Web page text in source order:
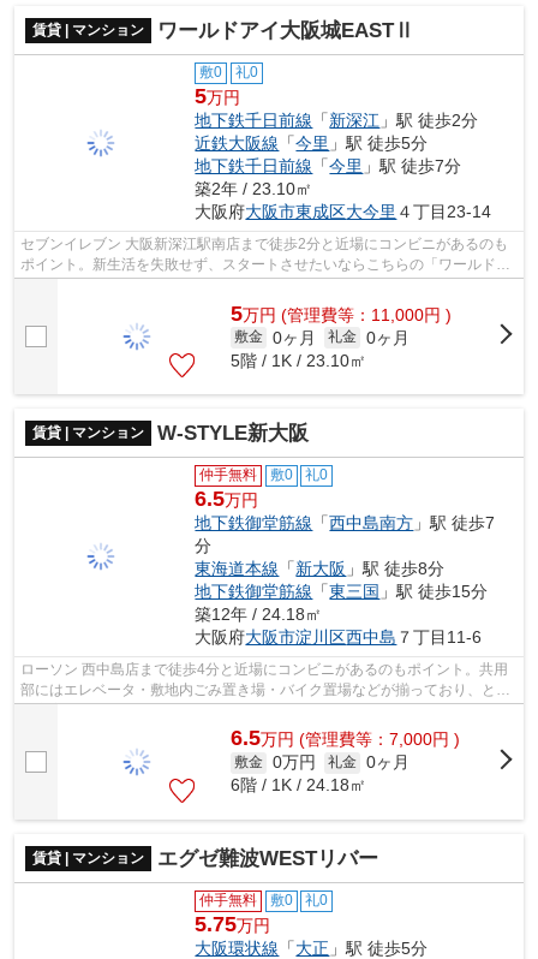
賃貸 | マンション ワールドアイ大阪城EASTⅡ
敷0 礼0
5万円
地下鉄千日前線 「新深江 」駅 徒歩2分
近鉄大阪線 「今里 」駅 徒歩5分
地下鉄千日前線 「今里 」駅 徒歩7分
築2年 / 23.10㎡
大阪府大阪市東成区大今里 ４丁目23-14
セブンイレブン 大阪新深江駅南店まで徒歩2分と近場にコンビニがあるのも
ポイント。新生活を失敗せず、スタートさせたいならこちらの「ワールドア
5万円 (管理費等：11,000円 )
敷金 0ヶ月 礼金 0ヶ月
5階 / 1K / 23.10㎡
賃貸 | マンション W-STYLE新大阪
仲手無料 敷0 礼0
6.5万円
地下鉄御堂筋線 「西中島南方 」駅 徒歩7
分
東海道本線 「新大阪 」駅 徒歩8分
地下鉄御堂筋線 「東三国 」駅 徒歩15分
築12年 / 24.18㎡
大阪府大阪市淀川区西中島 ７丁目11-6
ローソン 西中島店まで徒歩4分と近場にコンビニがあるのもポイント。共用
部にはエレベータ・敷地内ごみ置き場・バイク置場などが揃っており、とて
も充実しています。光回線を繋げまし...
6.5万円 (管理費等：7,000円 )
敷金 0万円 礼金 0ヶ月
6階 / 1K / 24.18㎡
賃貸 | マンション エグゼ難波WESTリバー
仲手無料 敷0 礼0
5.75万円
大阪環状線 「大正 」駅 徒歩5分